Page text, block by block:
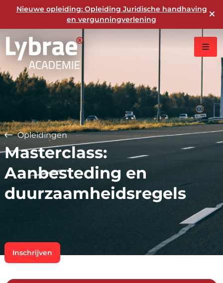
Nieuwe opleiding: Opleiding Juridische handhaving
en vergunningverlening
Opleidingen
Masterclass:
Aanbesteding en
duurzaamheidsregels
Inschrijven